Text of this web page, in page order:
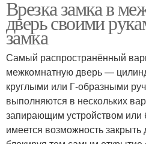
Врезка замка в
дверь своими
замка
Самый распространённый
межкомнатную дверь —
круглыми или Г-образными
выполняются в нескольких
запирающим устройством или
имеется возможность